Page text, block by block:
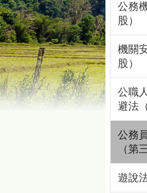
公務
股）
機關
股）
公職
避法
公務
（第
遊說